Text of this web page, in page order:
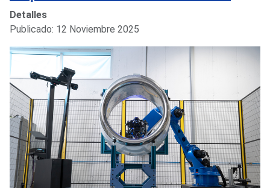
Detalles
Publicado: 12 Noviembre 2025